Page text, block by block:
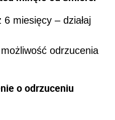
6 miesięcy – działaj
odrzucenia
o odrzuceniu